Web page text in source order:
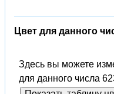
Цвет для данного
Здесь вы можете
для данного числа